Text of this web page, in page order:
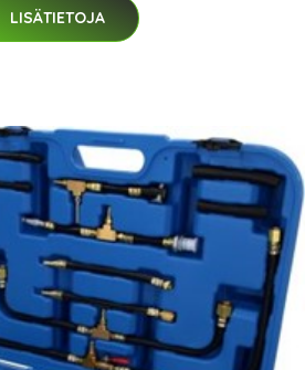
LISÄTIETOJA